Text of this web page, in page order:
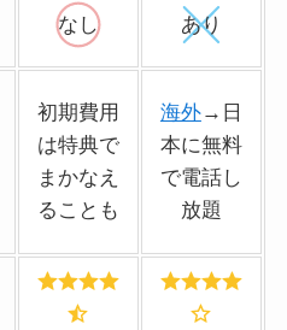
なし あり
初期費用
は特典で
まかなえ
ることも
海外→日
本に無料
で電話し
放題